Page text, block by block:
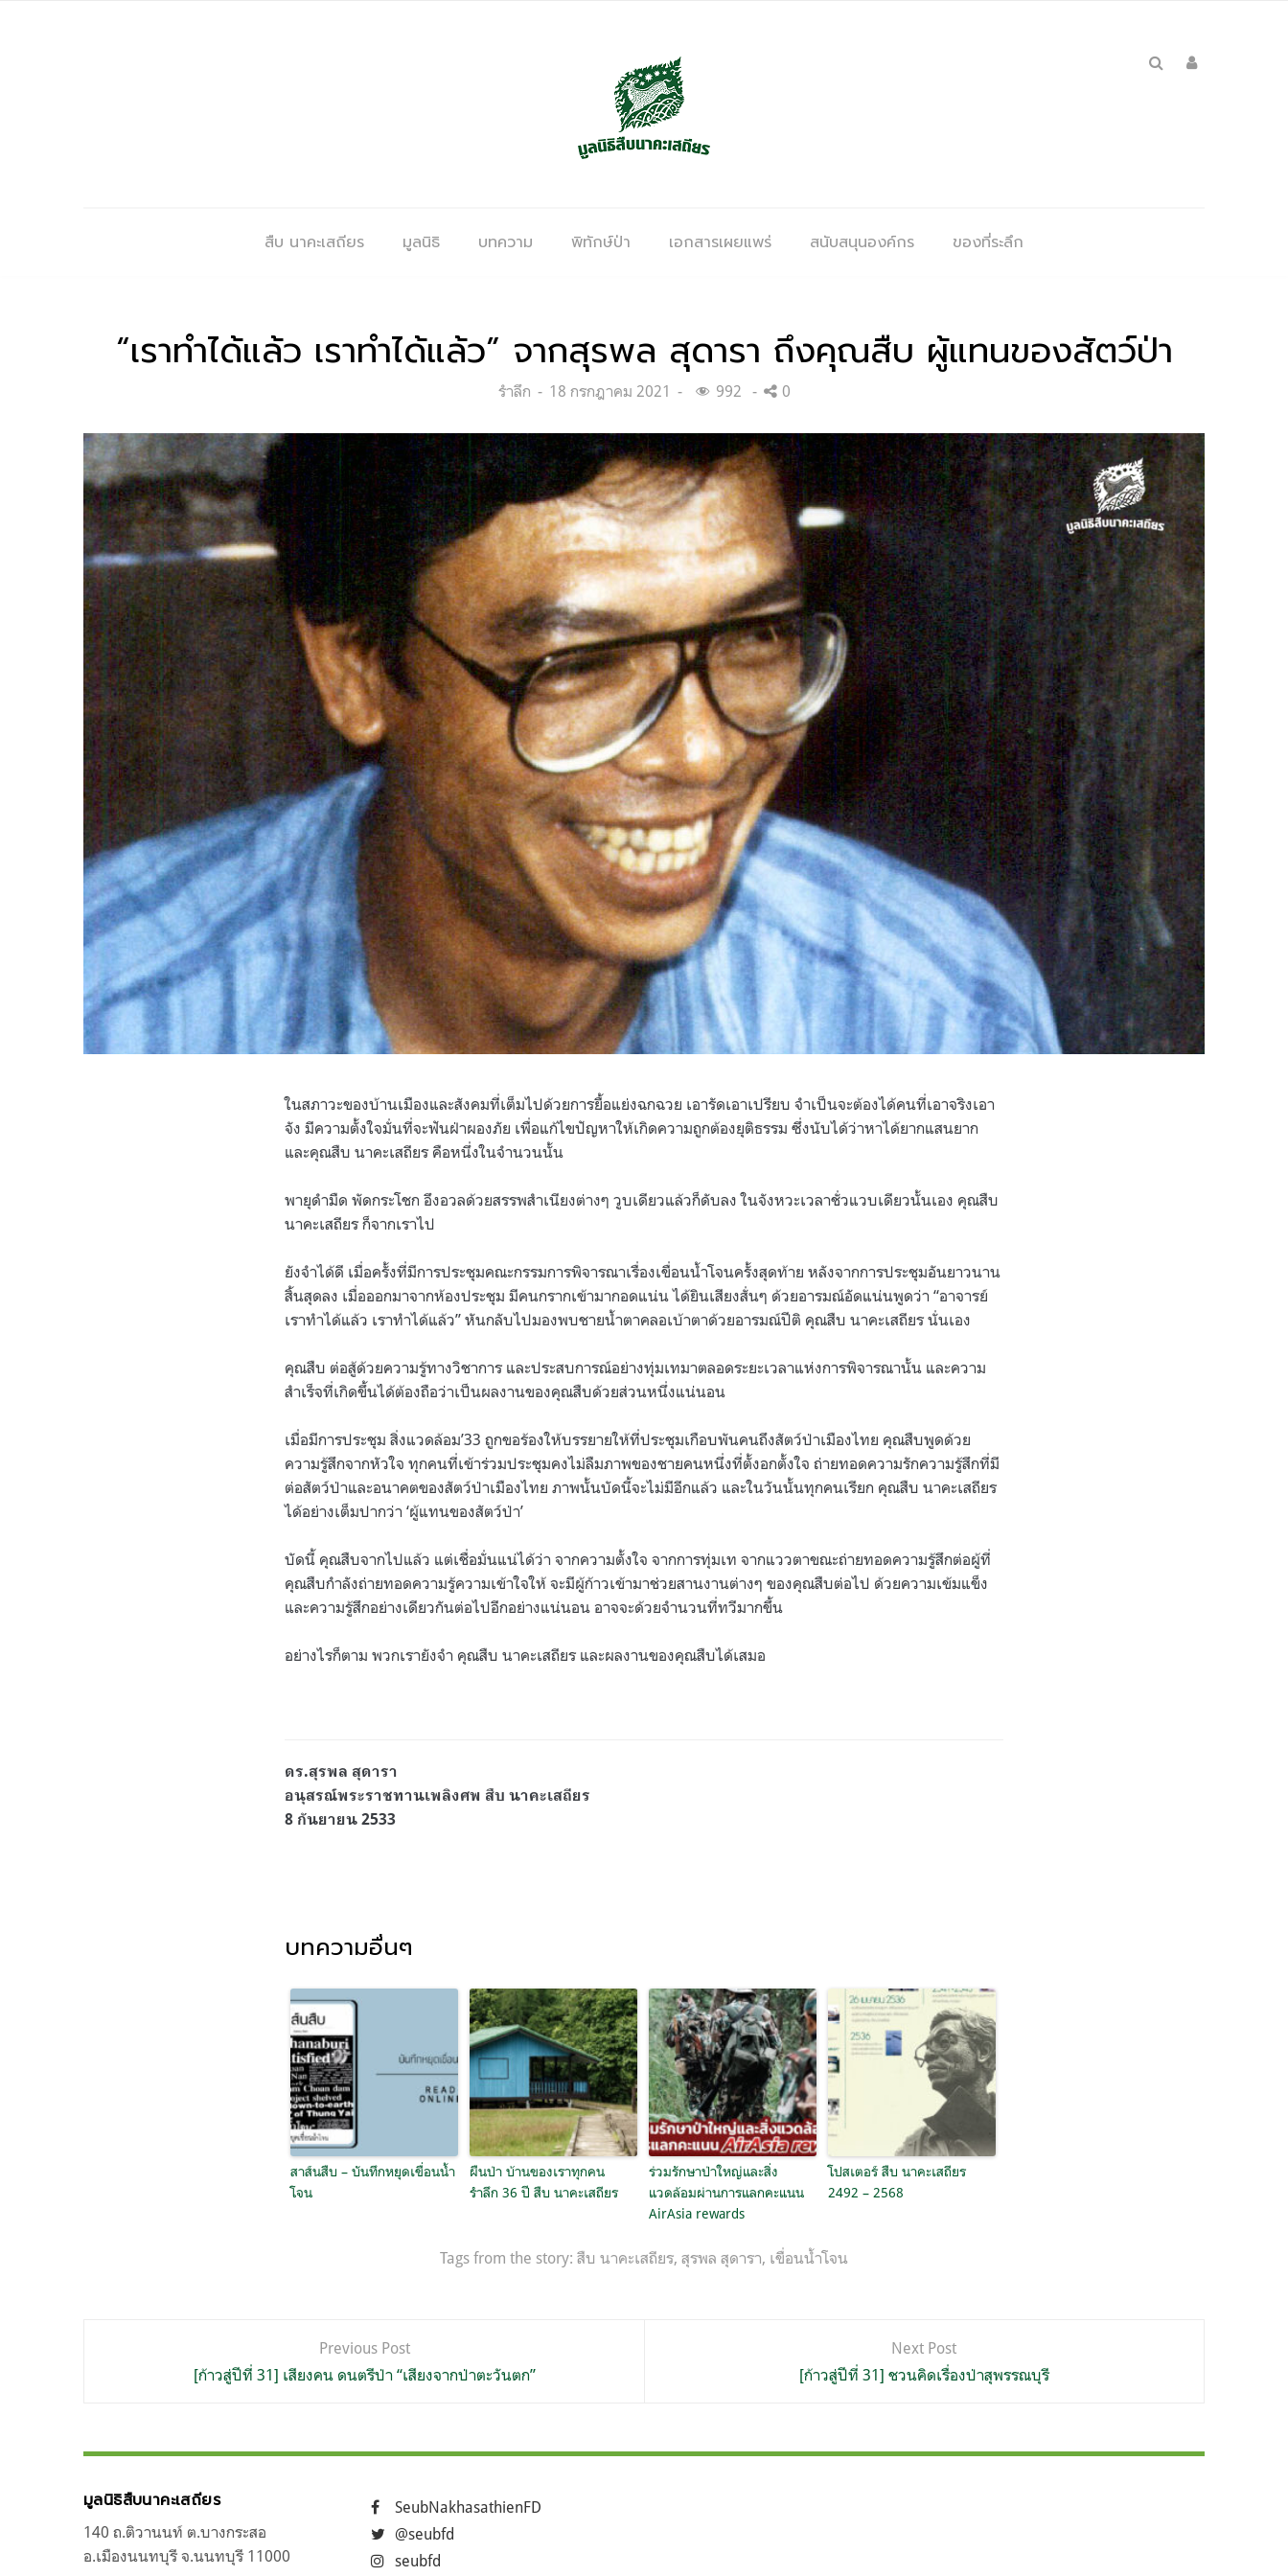
สืบ นาคะเสถียร มูลนิธิ บทความ พิทักษ์ป่า เอกสารเผยแพร่ สนับสนุนองค์กร ของที่ระลึก
“เราทำได้แล้ว เราทำได้แล้ว” จากสุรพล สุดารา ถึงคุณสืบ ผู้แทนของสัตว์ป่า
Categories:
รำลึก
Posted
18 กรกฎาคม 2021 992 0
ในสภาวะของบ้านเมืองและสังคมที่เต็มไปด้วยการยื้อแย่งฉกฉวย เอารัดเอาเปรียบ จำเป็นจะต้องได้คนที่เอาจริงเอา
จัง มีความตั้งใจมั่นที่จะฟันฝ่าผองภัย เพื่อแก้ไขปัญหาให้เกิดความถูกต้องยุติธรรม ซึ่งนับได้ว่าหาได้ยากแสนยาก
และคุณสืบ นาคะเสถียร คือหนึ่งในจำนวนนั้น
พายุดำมืด พัดกระโชก อึงอวลด้วยสรรพสำเนียงต่างๆ วูบเดียวแล้วก็ดับลง ในจังหวะเวลาชั่วแวบเดียวนั้นเอง คุณสืบ
นาคะเสถียร ก็จากเราไป
ยังจำได้ดี เมื่อครั้งที่มีการประชุมคณะกรรมการพิจารณาเรื่องเขื่อนน้ำโจนครั้งสุดท้าย หลังจากการประชุมอันยาวนาน
สิ้นสุดลง เมื่อออกมาจากห้องประชุม มีคนกรากเข้ามากอดแน่น ได้ยินเสียงสั่นๆ ด้วยอารมณ์อัดแน่นพูดว่า “อาจารย์
เราทำได้แล้ว เราทำได้แล้ว” หันกลับไปมองพบชายน้ำตาคลอเบ้าตาด้วยอารมณ์ปีติ คุณสืบ นาคะเสถียร นั่นเอง
คุณสืบ ต่อสู้ด้วยความรู้ทางวิชาการ และประสบการณ์อย่างทุ่มเทมาตลอดระยะเวลาแห่งการพิจารณานั้น และความ
สำเร็จที่เกิดขึ้นได้ต้องถือว่าเป็นผลงานของคุณสืบด้วยส่วนหนึ่งแน่นอน
เมื่อมีการประชุม สิ่งแวดล้อม’33 ถูกขอร้องให้บรรยายให้ที่ประชุมเกือบพันคนถึงสัตว์ป่าเมืองไทย คุณสืบพูดด้วย
ความรู้สึกจากหัวใจ ทุกคนที่เข้าร่วมประชุมคงไม่ลืมภาพของชายคนหนึ่งที่ตั้งอกตั้งใจ ถ่ายทอดความรักความรู้สึกที่มี
ต่อสัตว์ป่าและอนาคตของสัตว์ป่าเมืองไทย ภาพนั้นบัดนี้จะไม่มีอีกแล้ว และในวันนั้นทุกคนเรียก คุณสืบ นาคะเสถียร
ได้อย่างเต็มปากว่า ‘ผู้แทนของสัตว์ป่า’
บัดนี้ คุณสืบจากไปแล้ว แต่เชื่อมั่นแน่ได้ว่า จากความตั้งใจ จากการทุ่มเท จากแววตาขณะถ่ายทอดความรู้สึกต่อผู้ที่
คุณสืบกำลังถ่ายทอดความรู้ความเข้าใจให้ จะมีผู้ก้าวเข้ามาช่วยสานงานต่างๆ ของคุณสืบต่อไป ด้วยความเข้มแข็ง
และความรู้สึกอย่างเดียวกันต่อไปอีกอย่างแน่นอน อาจจะด้วยจำนวนที่ทวีมากขึ้น
อย่างไรก็ตาม พวกเรายังจำ คุณสืบ นาคะเสถียร และผลงานของคุณสืบได้เสมอ
ดร.สุรพล สุดารา
อนุสรณ์พระราชทานเพลิงศพ สืบ นาคะเสถียร
8 กันยายน 2533
บทความอื่นๆ
สาส์นสืบ – บันทึกหยุดเขื่อนน้ำ
โจน
ผืนป่า บ้านของเราทุกคน
รำลึก 36 ปี สืบ นาคะเสถียร
ร่วมรักษาป่าใหญ่และสิ่ง
แวดล้อมผ่านการแลกคะแนน
AirAsia rewards
โปสเตอร์ สืบ นาคะเสถียร
2492 – 2568
Tags from the story: สืบ นาคะเสถียร, สุรพล สุดารา, เขื่อนน้ำโจน
Previous Post
[ก้าวสู่ปีที่ 31] เสียงคน ดนตรีป่า “เสียงจากป่าตะวันตก”
Next Post
[ก้าวสู่ปีที่ 31] ชวนคิดเรื่องป่าสุพรรณบุรี
มูลนิธิสืบนาคะเสถียร
140 ถ.ติวานนท์ ต.บางกระสอ
อ.เมืองนนทบุรี จ.นนทบุรี 11000
SeubNakhasathienFD
@seubfd
seubfd